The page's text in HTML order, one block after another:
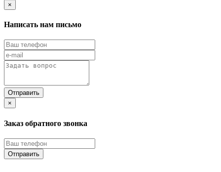
×
Написать нам письмо
×
Заказ обратного звонка